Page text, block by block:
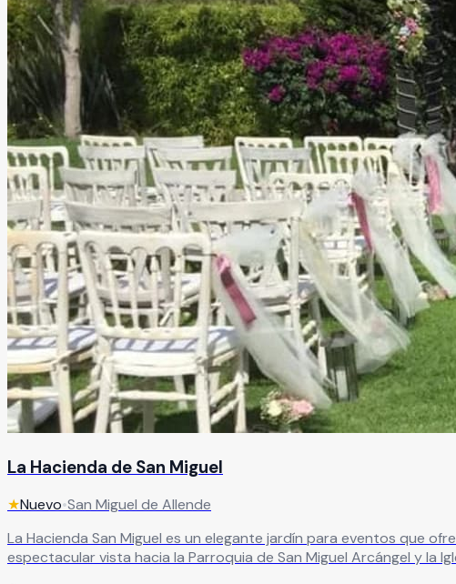
La Hacienda de San Miguel
★Nuevo•San Miguel de Allende
La Hacienda San Miguel es un elegante jardín para eventos que
espectacular vista hacia la Parroquia de San Miguel Arcángel y la